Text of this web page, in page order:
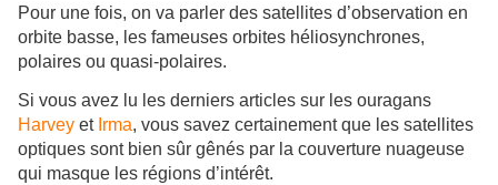
Pour une fois, on va parler des satellites d’observation en
orbite basse, les fameuses orbites héliosynchrones,
polaires ou quasi-polaires.
Si vous avez lu les derniers articles sur les ouragans
Harvey et Irma, vous savez certainement que les satellites
optiques sont bien sûr gênés par la couverture nuageuse
qui masque les régions d’intérêt.